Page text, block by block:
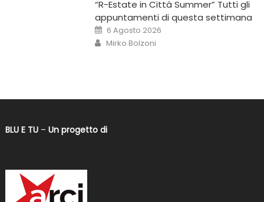
“R-Estate in Città Summer” Tutti gli
appuntamenti di questa settimana
6 Agosto 2026
Mirko Bolzoni
BLU E TU– Un progetto di